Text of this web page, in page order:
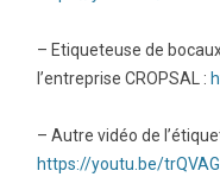
– Etiqueteuse de
l’entreprise CROPSAL :
– Autre vidéo de
https://youtu.be/